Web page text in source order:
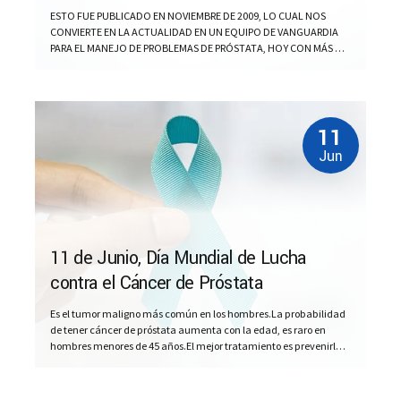
ESTO FUE PUBLICADO EN NOVIEMBRE DE 2009, LO CUAL NOS
CONVIERTE EN LA ACTUALIDAD EN UN EQUIPO DE VANGUARDIA
PARA EL MANEJO DE PROBLEMAS DE PRÓSTATA, HOY CON MÁS DE
11
Jun
11 de Junio, Día Mundial de Lucha
contra el Cáncer de Próstata
Es el tumor maligno más común en los hombres.La probabilidad
de tener cáncer de próstata aumenta con la edad, es raro en
hombres menores de 45 años.El mejor tratamiento es prevenirlo o